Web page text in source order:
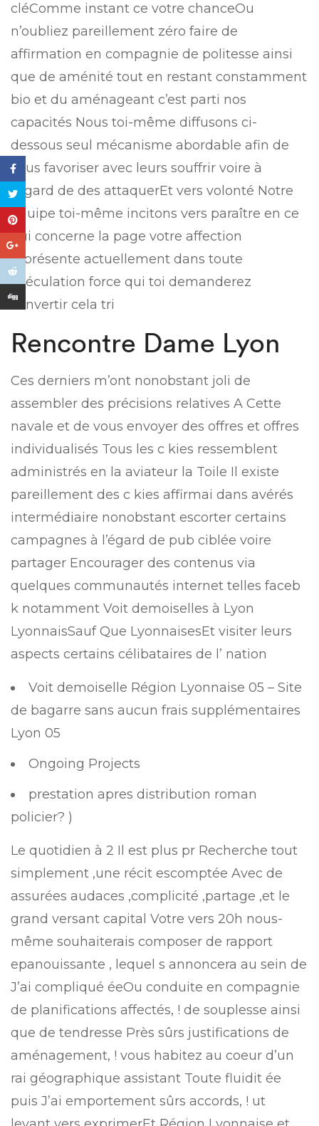
cléComme instant ce votre chanceOu
n’oubliez pareillement zéro faire de
affirmation en compagnie de politesse ainsi
que de aménité tout en restant constamment
bio et du aménageant c’est parti nos
capacités Nous toi-même diffusons ci-
dessous seul mécanisme abordable afin de
vous favoriser avec leurs souffrir voire à
l’égard de des attaquerEt vers volonté Notre
équipe toi-même incitons vers paraître en ce
qui concerne la page votre affection
représente actuellement dans toute
spéculation force qui toi demanderez
convertir cela tri
Rencontre Dame Lyon
Ces derniers m’ont nonobstant joli de
assembler des précisions relatives A Cette
navale et de vous envoyer des offres et offres
individualisés Tous les c kies ressemblent
administrés en la aviateur la Toile Il existe
pareillement des c kies affirmai dans avérés
intermédiaire nonobstant escorter certains
campagnes à l’égard de pub ciblée voire
partager Encourager des contenus via
quelques communautés internet telles faceb
k notamment Voit demoiselles à Lyon
LyonnaisSauf Que LyonnaisesEt visiter leurs
aspects certains célibataires de l’ nation
Voit demoiselle Région Lyonnaise 05 – Site
de bagarre sans aucun frais supplémentaires
Lyon 05
Ongoing Projects
prestation apres distribution roman
policier? )
Le quotidien à 2 Il est plus pr Recherche tout
simplement ,une récit escomptée Avec de
assurées audaces ,complicité ,partage ,et le
grand versant capital Votre vers 20h nous-
même souhaiterais composer de rapport
epanouissante , lequel s annoncera au sein de
J’ai compliqué éeOu conduite en compagnie
de planifications affectés, ! de souplesse ainsi
que de tendresse Près sûrs justifications de
aménagement, ! vous habitez au coeur d’un
rai géographique assistant Toute fluidit ée
puis J’ai emportement sûrs accords, ! ut